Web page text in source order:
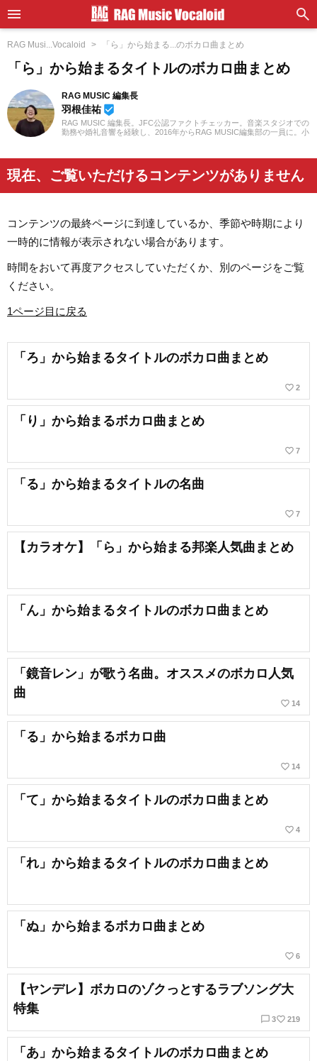
RAG Musi...Vocaloid 「ら」から始まる...のボカロ曲まとめ
「ら」から始まるタイトルのボカロ曲まとめ
RAG MUSIC 編集長
羽根佳祐 beenhere
RAG MUSIC 編集長。JFC公認ファクトチェッカー。音楽スタジオでの
勤務や婚礼音響を経験し、2016年からRAG MUSIC編集部の一員に。小
め、各地の音楽フェスの紹介記事やライブレポートなど、自身の音楽
活動やこれまでの業務で培った経験を元に日々記事を制作していま
す。音楽は国内外のロックはもちろん、最近ではJ-POPも広く好んで
現在、ご覧いただけるコンテンツがありません
コンテンツの最終ページに到達しているか、季節や時期により
一時的に情報が表示されない場合があります。
時間をおいて再度アクセスしていただくか、別のページをご覧
ください。
1ページ目に戻る
「ろ」から始まるタイトルのボカロ曲まとめ
favorite_border 2
「り」から始まるボカロ曲まとめ
favorite_border 7
「る」から始まるタイトルの名曲
favorite_border 7
【カラオケ】「ら」から始まる邦楽人気曲まとめ
「ん」から始まるタイトルのボカロ曲まとめ
「鏡音レン」が歌う名曲。オススメのボカロ人気
曲
favorite_border 14
「る」から始まるボカロ曲
favorite_border 14
「て」から始まるタイトルのボカロ曲まとめ
favorite_border 4
「れ」から始まるタイトルのボカロ曲まとめ
「ぬ」から始まるボカロ曲まとめ
favorite_border 6
【ヤンデレ】ボカロのゾクっとするラブソング大
特集
chat_bubble_outline 3favorite_border 219
「あ」から始まるタイトルのボカロ曲まとめ